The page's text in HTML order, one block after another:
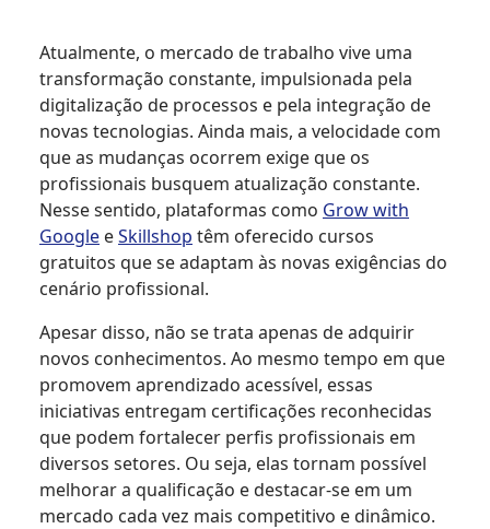
Atualmente, o mercado de trabalho vive uma
transformação constante, impulsionada pela
digitalização de processos e pela integração de
novas tecnologias. Ainda mais, a velocidade com
que as mudanças ocorrem exige que os
profissionais busquem atualização constante.
Nesse sentido, plataformas como Grow with
Google eSkillshop têm oferecido cursos
gratuitos que se adaptam às novas exigências do
cenário profissional.
Apesar disso, não se trata apenas de adquirir
novos conhecimentos. Ao mesmo tempo em que
promovem aprendizado acessível, essas
iniciativas entregam certificações reconhecidas
que podem fortalecer perfis profissionais em
diversos setores. Ou seja, elas tornam possível
melhorar a qualificação e destacar-se em um
mercado cada vez mais competitivo e dinâmico.